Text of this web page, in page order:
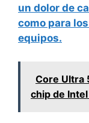
un dolor de
como para
equipos.
Core Ultra
chip de